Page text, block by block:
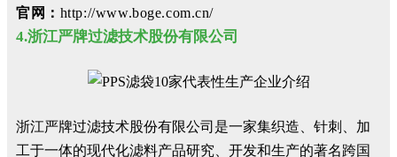
官网： http://www.boge.com.cn/
4.浙江严牌过滤技术股份有限公司
浙江严牌过滤技术股份有限公司是一家集织造、针刺、加
工于一体的现代化滤料产品研究、开发和生产的著名跨国